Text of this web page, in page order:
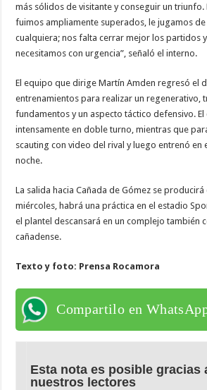
más sólidos de visitante y conseguir un triunfo.
fuimos ampliamente superados, le jugamos de
cualquiera; nos falta cerrar mejor los partidos
necesitamos con urgencia”, señaló el interno.
El equipo que dirige Martín Amden regresó el
entrenamientos para realizar un regenerativo,
fundamentos y un aspecto táctico defensivo. El
intensamente en doble turno, mientras que
scauting con video del rival y luego entrenó en
noche.
La salida hacia Cañada de Gómez se producirá
miércoles, habrá una práctica en el estadio
el plantel descansará en un complejo también
cañadense.
Texto y foto: Prensa Rocamora
Compartilo en
Esta nota es posible gracias
nuestros lectores